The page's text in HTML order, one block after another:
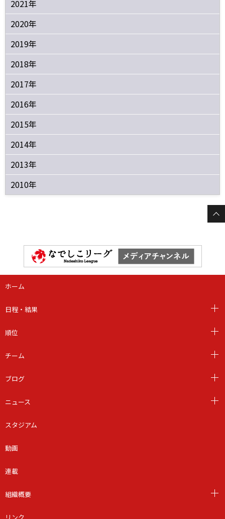
2021年
2020年
2019年
2018年
2017年
2016年
2015年
2014年
2013年
2010年
ホーム
日程・結果
順位
チーム
ブログ
ニュース
スタジアム
動画
連載
組織概要